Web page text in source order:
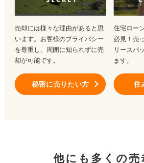
売却には様々な理由があると思
います。お客様のプライバシー
を尊重し、周囲に知られずに売
却が可能です。
秘密に売りたい方
住宅ロー
必見！売
リースバ
ます。
住
他にも多くの売